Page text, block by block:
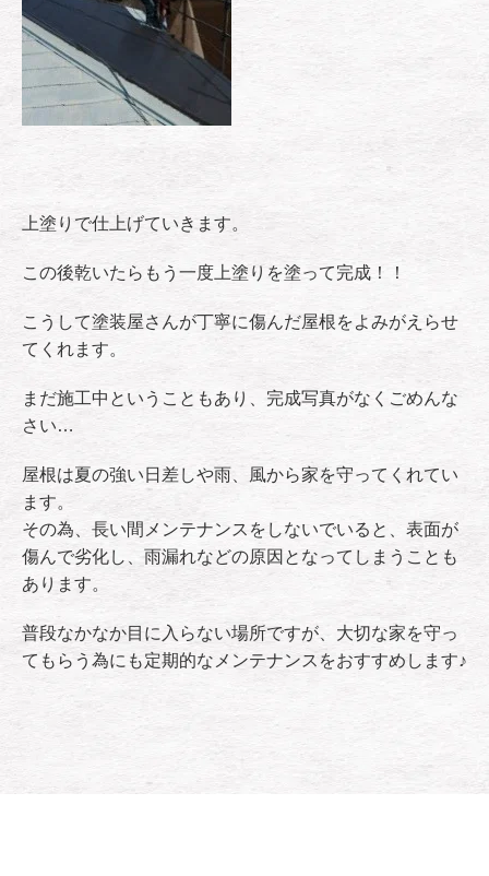
上塗りで仕上げていきます。
この後乾いたらもう一度上塗りを塗って完成！！
こうして塗装屋さんが丁寧に傷んだ屋根をよみがえらせ
てくれます。
まだ施工中ということもあり、完成写真がなくごめんな
さい…
屋根は夏の強い日差しや雨、風から家を守ってくれてい
ます。
その為、長い間メンテナンスをしないでいると、表面が
傷んで劣化し、雨漏れなどの原因となってしまうことも
あります。
普段なかなか目に入らない場所ですが、大切な家を守っ
てもらう為にも定期的なメンテナンスをおすすめします♪